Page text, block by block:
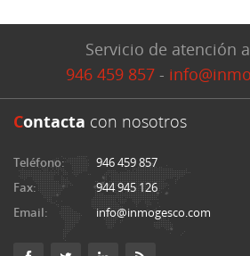
Servicio de atención
946 459 857 -
Contacta con nosotros
Teléfono:
946 459 857
Fax:
944 945 126
Email:
info@inmogesco.com